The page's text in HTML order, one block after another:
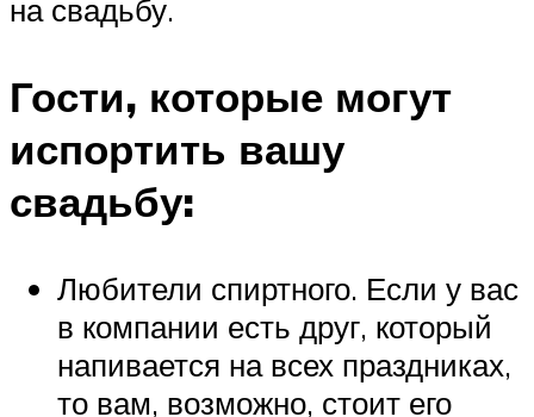
на свадьбу.
Гости, которые могут
испортить вашу
свадьбу:
Любители спиртного. Если у вас
в компании есть друг, который
напивается на всех праздниках,
то вам, возможно, стоит его